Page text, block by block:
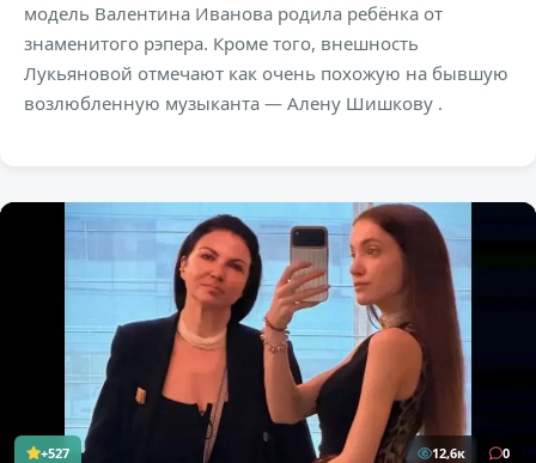
модель Валентина Иванова родила ребёнка от
знаменитого рэпера. Кроме того, внешность
Лукьяновой отмечают как очень похожую на бывшую
возлюбленную музыканта — Алену Шишкову .
+527 12,6к 0